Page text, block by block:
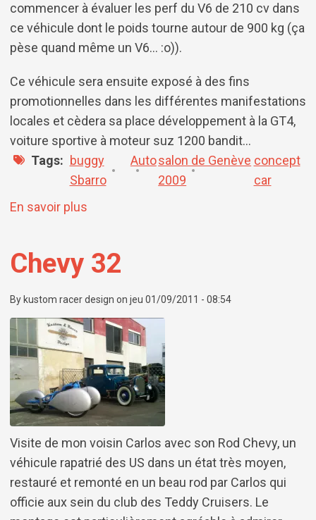
commencer à évaluer les perf du V6 de 210 cv dans
ce véhicule dont le poids tourne autour de 900 kg (ça
pèse quand même un V6... :o)).
Ce véhicule sera ensuite exposé à des fins
promotionnelles dans les différentes manifestations
locales et cèdera sa place développement à la GT4,
voiture sportive à moteur suz 1200 bandit...
Tags
buggy
Sbarro
Autosalon de Genève
2009
concept
car
En savoir plussur Gecko's back home
Chevy 32
By kustom racer design on jeu 01/09/2011 - 08:54
Visite de mon voisin Carlos avec son Rod Chevy, un
véhicule rapatrié des US dans un état très moyen,
restauré et remonté en un beau rod par Carlos qui
officie aux sein du club des Teddy Cruisers. Le